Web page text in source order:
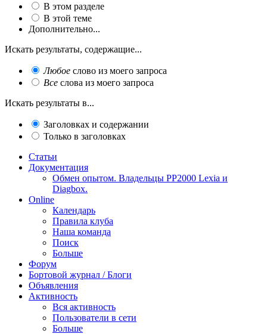
В этом разделе
В этой теме
Дополнительно...
Искать результаты, содержащие...
Любое слово из моего запроса
Все слова из моего запроса
Искать результаты в...
Заголовках и содержании
Только в заголовках
Статьи
Документация
Обмен опытом. Владельцы PP2000 Lexia и
Diagbox.
Online
Календарь
Правила клуба
Наша команда
Поиск
Больше
Форум
Бортовой журнал / Блоги
Объявления
Активность
Вся активность
Пользователи в сети
Больше